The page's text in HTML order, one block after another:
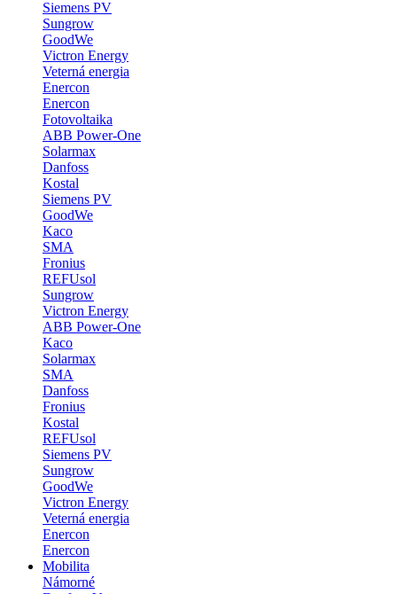
Siemens PV
Sungrow
GoodWe
Victron Energy
Veterná energia
Enercon
Enercon
Fotovoltaika
ABB Power-One
Solarmax
Danfoss
Kostal
Siemens PV
GoodWe
Kaco
SMA
Fronius
REFUsol
Sungrow
Victron Energy
ABB Power-One
Kaco
Solarmax
SMA
Danfoss
Fronius
Kostal
REFUsol
Siemens PV
Sungrow
GoodWe
Victron Energy
Veterná energia
Enercon
Enercon
Mobilita
Námorné